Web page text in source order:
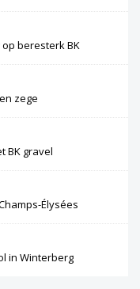
beresterk BK
zege
BK gravel
Élysées
in Winterberg